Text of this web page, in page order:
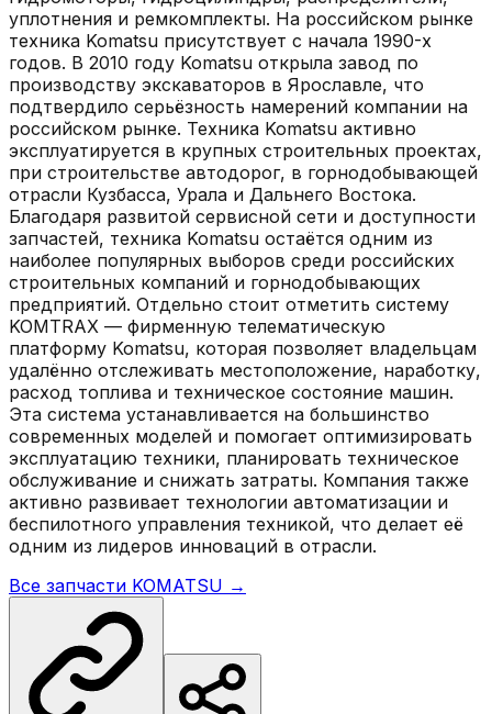
уплотнения и ремкомплекты. На российском рынке
техника Komatsu присутствует с начала 1990-х
годов. В 2010 году Komatsu открыла завод по
производству экскаваторов в Ярославле, что
подтвердило серьёзность намерений компании на
российском рынке. Техника Komatsu активно
эксплуатируется в крупных строительных проектах,
при строительстве автодорог, в горнодобывающей
отрасли Кузбасса, Урала и Дальнего Востока.
Благодаря развитой сервисной сети и доступности
запчастей, техника Komatsu остаётся одним из
наиболее популярных выборов среди российских
строительных компаний и горнодобывающих
предприятий. Отдельно стоит отметить систему
KOMTRAX — фирменную телематическую
платформу Komatsu, которая позволяет владельцам
удалённо отслеживать местоположение, наработку,
расход топлива и техническое состояние машин.
Эта система устанавливается на большинство
современных моделей и помогает оптимизировать
эксплуатацию техники, планировать техническое
обслуживание и снижать затраты. Компания также
активно развивает технологии автоматизации и
беспилотного управления техникой, что делает её
одним из лидеров инноваций в отрасли.
Все запчасти KOMATSU →